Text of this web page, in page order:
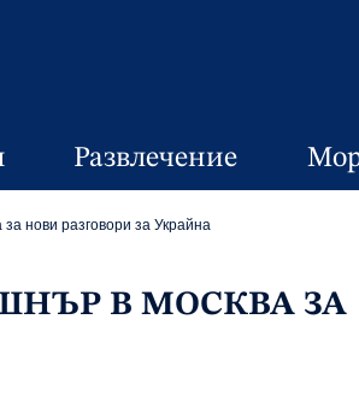
Развлечение
нови разговори за Украйна
В МОСКВА ЗА